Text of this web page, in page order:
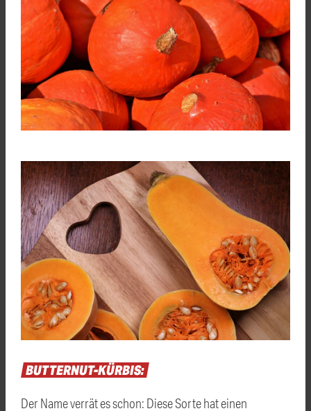
BUTTERNUT-KÜRBIS:
Der Name verrät es schon: Diese Sorte hat einen